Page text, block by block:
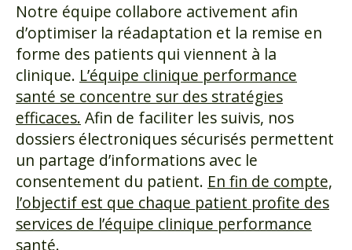
Notre équipe collabore activement afin
d’optimiser la réadaptation et la remise en
forme des patients qui viennent à la
clinique. L’équipe clinique performance
santé se concentre sur des stratégies
efficaces. Afin de faciliter les suivis, nos
dossiers électroniques sécurisés permettent
un partage d’informations avec le
consentement du patient. En fin de compte,
l’objectif est que chaque patient profite des
services de l’équipe clinique performance
santé.